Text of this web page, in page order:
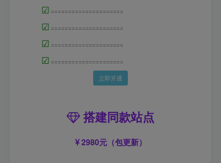
☑ =====================
☑ =====================
☑ =====================
☑ =====================
立即开通
搭建同款站点
2980元（包更新）